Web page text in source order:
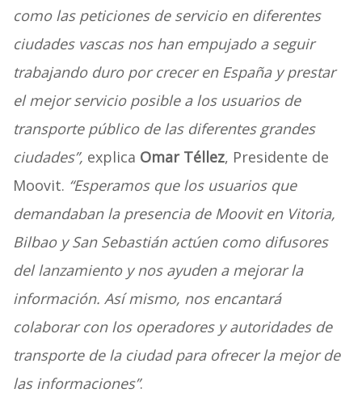
como las peticiones de servicio en diferentes
ciudades vascas nos han empujado a seguir
trabajando duro por crecer en España y prestar
el mejor servicio posible a los usuarios de
transporte público de las diferentes grandes
ciudades”, explica Omar Téllez, Presidente de
Moovit. “Esperamos que los usuarios que
demandaban la presencia de Moovit en Vitoria,
Bilbao y San Sebastián actúen como difusores
del lanzamiento y nos ayuden a mejorar la
información. Así mismo, nos encantará
colaborar con los operadores y autoridades de
transporte de la ciudad para ofrecer la mejor de
las informaciones”.